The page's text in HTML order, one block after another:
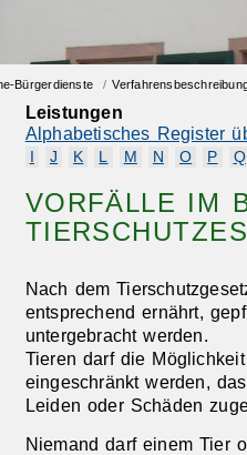
Bürgerdienste /
Leistungen
Alphabetisches Register
J K L M N O P Q
VORFÄLLE IM
Nach dem
entsprechend ernährt,
untergebracht werden.
Tieren darf die
eingeschränkt werden,
Leiden oder Schäden
Niemand darf einem Tier